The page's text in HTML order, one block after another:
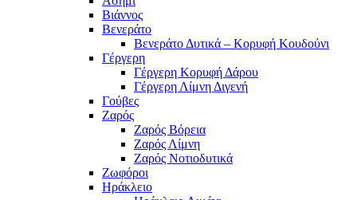
Βιάννος
Βενεράτο
Βενεράτο Δυτικά – Κορυφή Κουδούνι
Γέργερη
Γέργερη Κορυφή Δάρου
Γέργερη Λίμνη Διγενή
Γούβες
Ζαρός
Ζαρός Βόρεια
Ζαρός Λίμνη
Ζαρός Νοτιοδυτικά
Ζωφόροι
Ηράκλειο